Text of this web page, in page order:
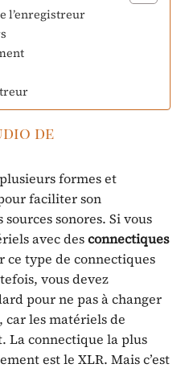
l’enregistreur
de
formes et
faciliter son
sonores. Si vous
avec desconnectiques
ce type de connectiques
vous devez
pour ne pas à changer
les matériels de
La connectique la plus
est le XLR. Mais c’est